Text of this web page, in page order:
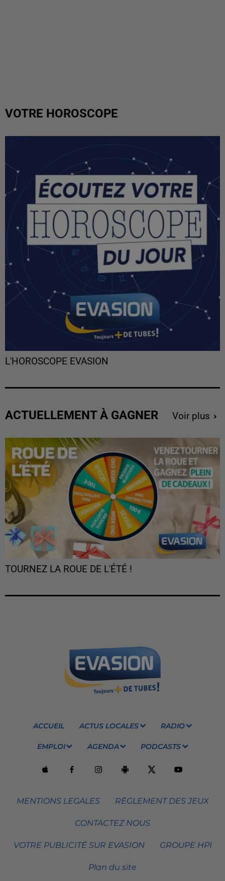
VOTRE HOROSCOPE
L'HOROSCOPE EVASION
ACTUELLEMENT À GAGNER Voir plus
TOURNEZ LA ROUE DE L'ÉTÉ !
ACCUEIL ACTUS LOCALES RADIO
EMPLOI AGENDA PODCASTS
MENTIONS LEGALES RÈGLEMENT DES JEUX
CONTACTEZ NOUS
VOTRE PUBLICITÉ SUR EVASION GROUPE HPI
Plan du site